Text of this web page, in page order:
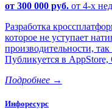
от 300 000 руб. от 4-х
Разработка
которое не уступает
производительности,
Публикуется в AppStore,
Подробнее →
Инфоресурс